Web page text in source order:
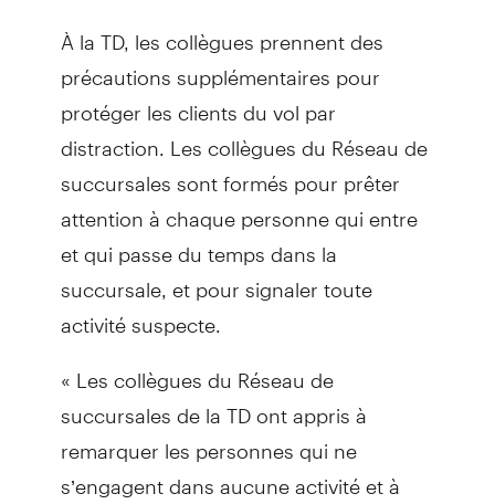
À la TD, les collègues prennent des
précautions supplémentaires pour
protéger les clients du vol par
distraction. Les collègues du Réseau de
succursales sont formés pour prêter
attention à chaque personne qui entre
et qui passe du temps dans la
succursale, et pour signaler toute
activité suspecte.
« Les collègues du Réseau de
succursales de la TD ont appris à
remarquer les personnes qui ne
s’engagent dans aucune activité et à